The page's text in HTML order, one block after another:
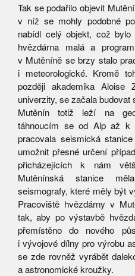
Tak se podařilo objevit
v níž se mohly podobné
nabídl celý objekt, což
hvězdárna malá a
v Mutěníně se brzy stalo
i meteorologické. Kromě
později akademika Aloise
univerzity, se začala budovat
Mutěnín totiž leží na
táhnoucím se od Alp až k
pracovala seismická
umožnit přesné určení
přicházejících k nám
Mutěnínská stanice
seismografy, které měly být
Pracoviště hvězdárny v
tak, aby po výstavbě
přemístěno do nového
i vývojové dílny pro výrobu
se zde rovněž vyrábět
a astronomické kroužky.